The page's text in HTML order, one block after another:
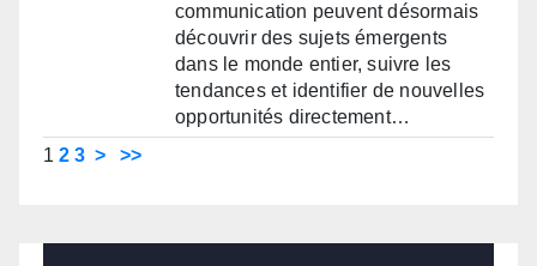
communication peuvent désormais
découvrir des sujets émergents
dans le monde entier, suivre les
tendances et identifier de nouvelles
opportunités directement…
1 2 3 > >>